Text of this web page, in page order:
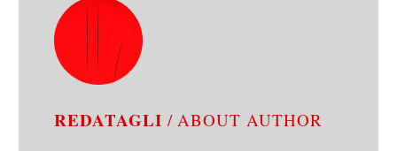
REDATAGLI / ABOUT AUTHOR